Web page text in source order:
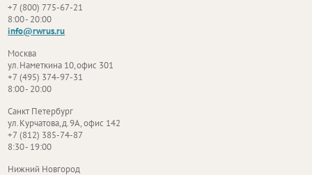
+7 (800) 775-67-21
8:00 - 20:00
info@rwrus.ru
Москва
ул. Наметкина 10, офис 301
+7 (495) 374-97-31
8:00 - 20:00
Санкт Петербург
ул. Курчатова, д. 9А, офис 142
+7 (812) 385-74-87
8:30 - 19:00
Нижний Новгород